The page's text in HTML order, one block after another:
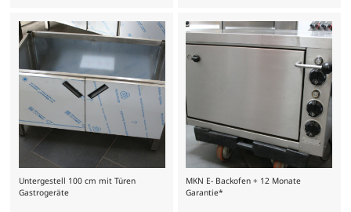
Untergestell 100 cm mit Türen
Gastrogeräte
MKN E- Backofen + 12 Monate
Garantie*